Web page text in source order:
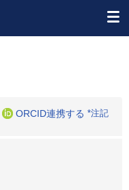
ORCID連携する *注記